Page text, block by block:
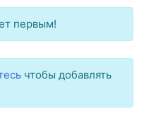
первым!
чтобы добавлять